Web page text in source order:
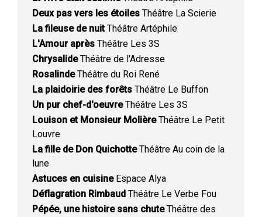
Deux pas vers les étoiles Théâtre La Scierie
La fileuse de nuitThéâtre Artéphile
L'Amour après Théâtre Les 3S
ChrysalideThéâtre de l'Adresse
RosalindeThéâtre du Roi René
La plaidoirie des forêts Théâtre Le Buffon
Un pur chef-d'oeuvreThéâtre Les 3S
Louison et Monsieur MolièreThéâtre Le Petit
Louvre
La fille de Don QuichotteThéâtre Au coin de la
lune
Astuces en cuisineEspace Alya
Déflagration Rimbaud Théâtre Le Verbe Fou
Pépée, une histoire sans chuteThéâtre des